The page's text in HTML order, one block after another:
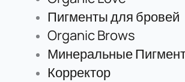
Пигменты для бровей
Organic Brows
Минеральные
Корректор